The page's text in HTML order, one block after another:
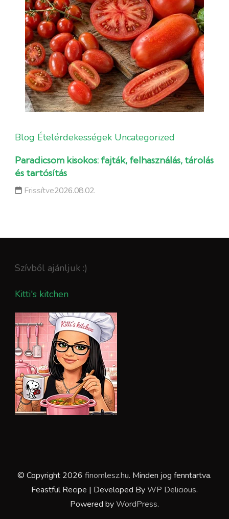
Blog Ételérdekességek Uncategorized
Paradicsom kisokos: fajták, felhasználás, tárolás
és tartósítás
Frissítve2026.08.02.
Szívből ajánljuk :)
Kitti's kitchen
© Copyright 2026 finomlesz.hu. Minden jog fenntartva.
Feastful Recipe | Developed ByWP Delicious.
Powered byWordPress.